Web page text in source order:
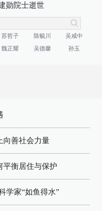
勋院士逝世
苏哲子 陈毓川
吴咸中
魏正耀 吴德馨 孙玉
向善社会力量
平衡居住与保护
学家“如鱼得水”